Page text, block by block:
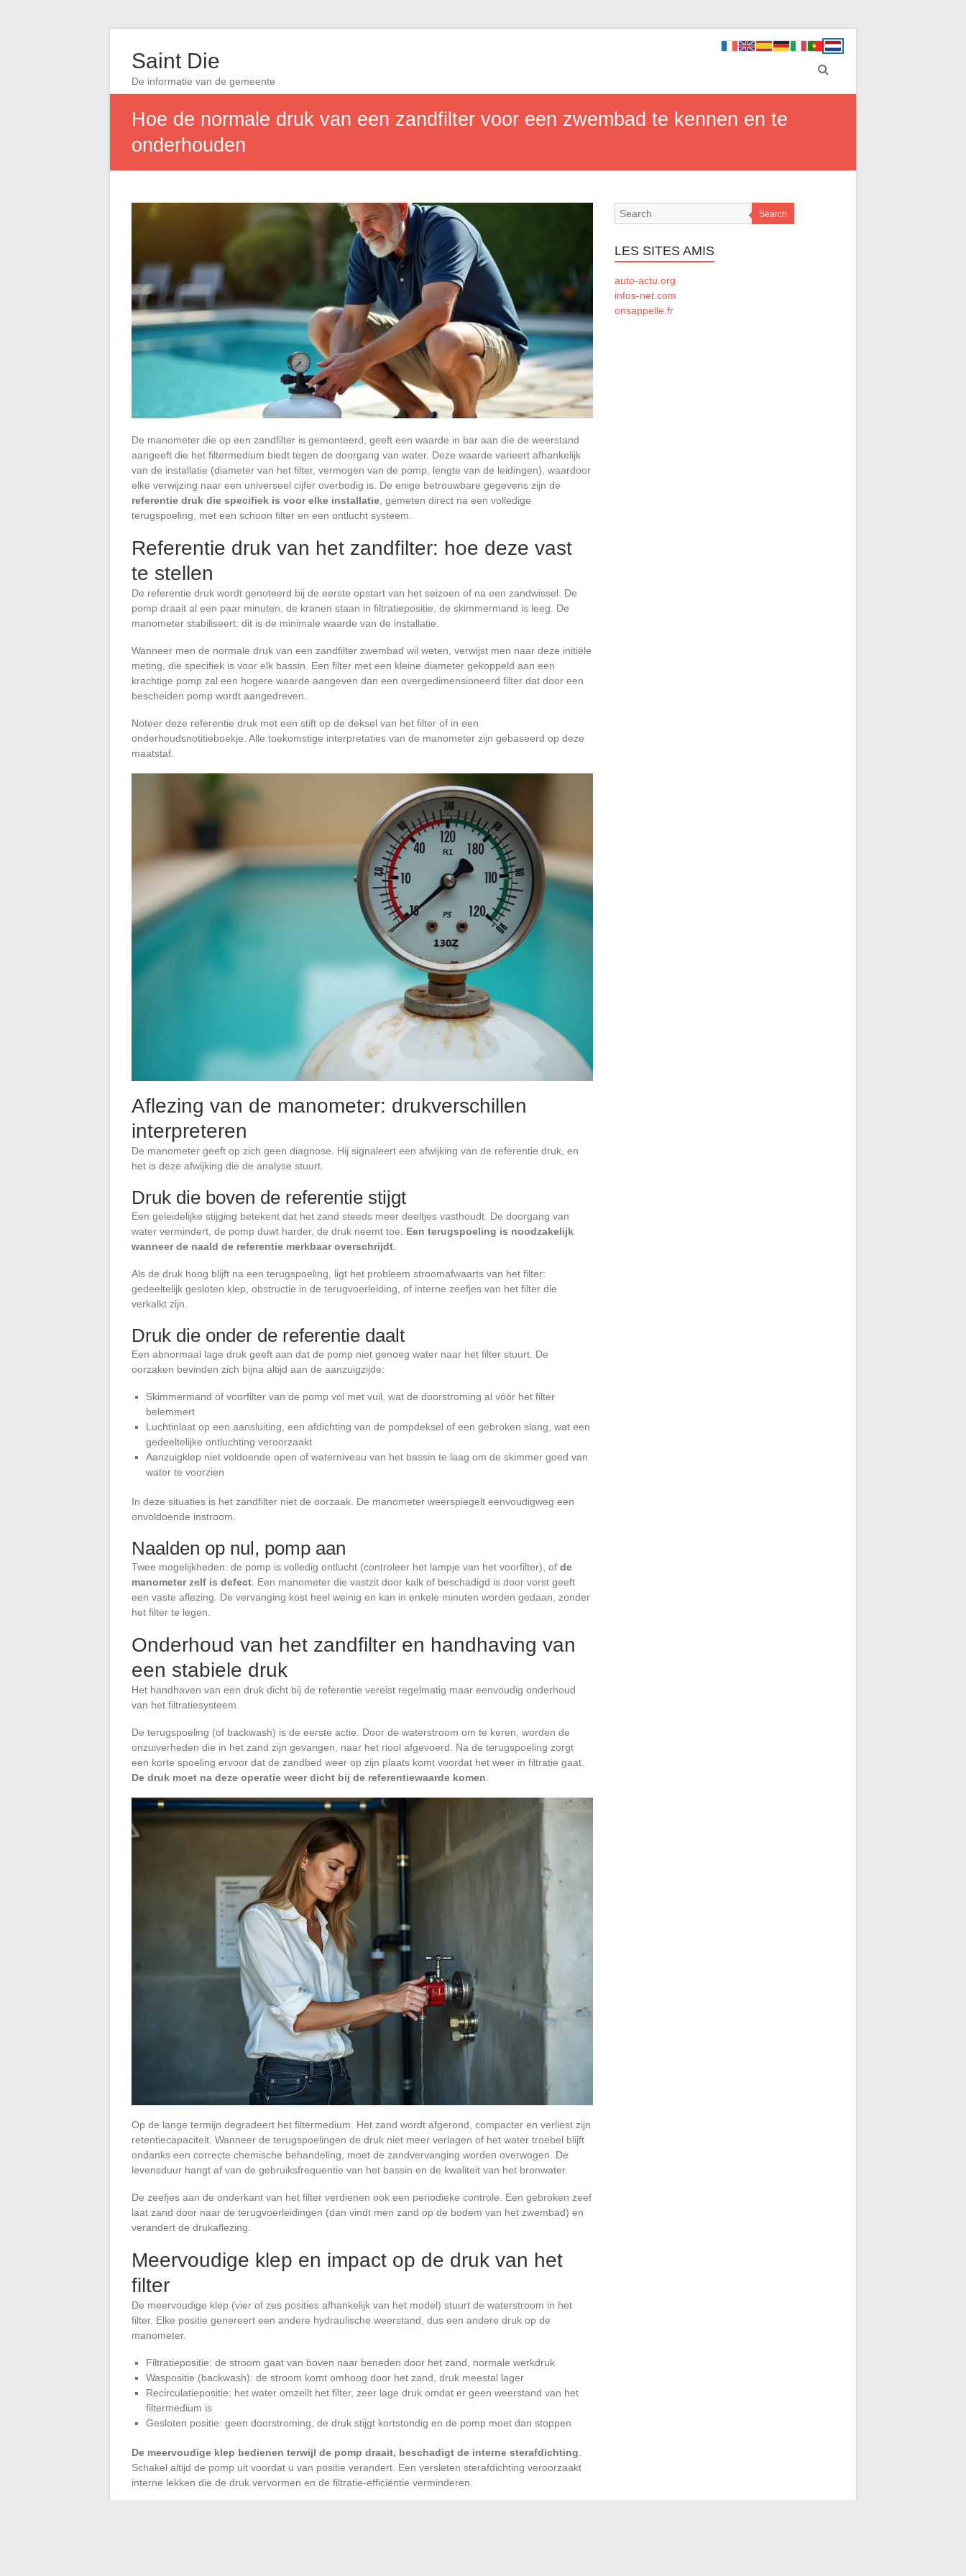
Saint Die
De informatie van de gemeente
Hoe de normale druk van een zandfilter voor een zwembad te kennen en te
onderhouden
De manometer die op een zandfilter is gemonteerd, geeft een waarde in bar aan die de weerstand
aangeeft die het filtermedium biedt tegen de doorgang van water. Deze waarde varieert afhankelijk
van de installatie (diameter van het filter, vermogen van de pomp, lengte van de leidingen), waardoor
elke verwijzing naar een universeel cijfer overbodig is. De enige betrouwbare gegevens zijn de
referentie druk die specifiek is voor elke installatie , gemeten direct na een volledige
terugspoeling, met een schoon filter en een ontlucht systeem.
Referentie druk van het zandfilter: hoe deze vast
te stellen
De referentie druk wordt genoteerd bij de eerste opstart van het seizoen of na een zandwissel. De
pomp draait al een paar minuten, de kranen staan in filtratiepositie, de skimmermand is leeg. De
manometer stabiliseert: dit is de minimale waarde van de installatie.
Wanneer men de normale druk van een zandfilter zwembad wil weten, verwijst men naar deze initiële
meting, die specifiek is voor elk bassin. Een filter met een kleine diameter gekoppeld aan een
krachtige pomp zal een hogere waarde aangeven dan een overgedimensioneerd filter dat door een
bescheiden pomp wordt aangedreven.
Noteer deze referentie druk met een stift op de deksel van het filter of in een
onderhoudsnotitieboekje. Alle toekomstige interpretaties van de manometer zijn gebaseerd op deze
maatstaf.
Aflezing van de manometer: drukverschillen
interpreteren
De manometer geeft op zich geen diagnose. Hij signaleert een afwijking van de referentie druk, en
het is deze afwijking die de analyse stuurt.
Druk die boven de referentie stijgt
Een geleidelijke stijging betekent dat het zand steeds meer deeltjes vasthoudt. De doorgang van
water vermindert, de pomp duwt harder, de druk neemt toe. Een terugspoeling is noodzakelijk
wanneer de naald de referentie merkbaar overschrijdt
Als de druk hoog blijft na een terugspoeling, ligt het probleem stroomafwaarts van het filter:
gedeeltelijk gesloten klep, obstructie in de terugvoerleiding, of interne zeefjes van het filter die
verkalkt zijn.
Druk die onder de referentie daalt
Een abnormaal lage druk geeft aan dat de pomp niet genoeg water naar het filter stuurt. De
oorzaken bevinden zich bijna altijd aan de aanzuigzijde:
Skimmermand of voorfilter van de pomp vol met vuil, wat de doorstroming al vóór het filter
belemmert
Luchtinlaat op een aansluiting, een afdichting van de pompdeksel of een gebroken slang, wat een
gedeeltelijke ontluchting veroorzaakt
Aanzuigklep niet voldoende open of waterniveau van het bassin te laag om de skimmer goed van
water te voorzien
In deze situaties is het zandfilter niet de oorzaak. De manometer weerspiegelt eenvoudigweg een
onvoldoende instroom.
Naalden op nul, pomp aan
Twee mogelijkheden: de pomp is volledig ontlucht (controleer het lampje van het voorfilter), of de
manometer zelf is defect . Een manometer die vastzit door kalk of beschadigd is door vorst geeft
een vaste aflezing. De vervanging kost heel weinig en kan in enkele minuten worden gedaan, zonder
het filter te legen.
Onderhoud van het zandfilter en handhaving van
een stabiele druk
Het handhaven van een druk dicht bij de referentie vereist regelmatig maar eenvoudig onderhoud
van het filtratiesysteem.
De terugspoeling (of backwash) is de eerste actie. Door de waterstroom om te keren, worden de
onzuiverheden die in het zand zijn gevangen, naar het riool afgevoerd. Na de terugspoeling zorgt
een korte spoeling ervoor dat de zandbed weer op zijn plaats komt voordat het weer in filtratie gaat.
De druk moet na deze operatie weer dicht bij de referentiewaarde komen
Op de lange termijn degradeert het filtermedium. Het zand wordt afgerond, compacter en verliest zijn
retentiecapaciteit. Wanneer de terugspoelingen de druk niet meer verlagen of het water troebel blijft
ondanks een correcte chemische behandeling, moet de zandvervanging worden overwogen. De
levensduur hangt af van de gebruiksfrequentie van het bassin en de kwaliteit van het bronwater.
De zeefjes aan de onderkant van het filter verdienen ook een periodieke controle. Een gebroken zeef
laat zand door naar de terugvoerleidingen (dan vindt men zand op de bodem van het zwembad) en
verandert de drukaflezing.
Meervoudige klep en impact op de druk van het
filter
De meervoudige klep (vier of zes posities afhankelijk van het model) stuurt de waterstroom in het
filter. Elke positie genereert een andere hydraulische weerstand, dus een andere druk op de
manometer.
Filtratiepositie: de stroom gaat van boven naar beneden door het zand, normale werkdruk
Waspositie (backwash): de stroom komt omhoog door het zand, druk meestal lager
Recirculatiepositie: het water omzeilt het filter, zeer lage druk omdat er geen weerstand van het
filtermedium is
Gesloten positie: geen doorstroming, de druk stijgt kortstondig en de pomp moet dan stoppen
De meervoudige klep bedienen terwijl de pomp draait, beschadigt de interne sterafdichting
Schakel altijd de pomp uit voordat u van positie verandert. Een versleten sterafdichting veroorzaakt
interne lekken die de druk vervormen en de filtratie-efficiëntie verminderen.
Search
LES SITES AMIS
auto-actu.org
infos-net.com
onsappelle.fr